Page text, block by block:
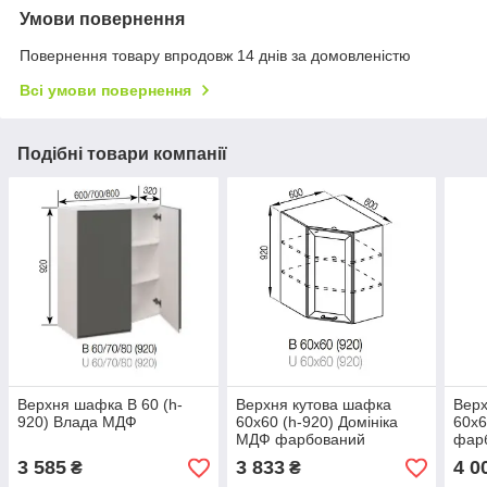
Умови повернення
Повернення товару впродовж 14 днів за домовленістю
Всі умови повернення
Подібні товари компанії
Верхня шафка В 60 (h-
920) Влада МДФ
3 585 ₴
Верхня кутова шафка
60х60 (h-920) Домініка
МДФ фарбований
3 833₴ 4